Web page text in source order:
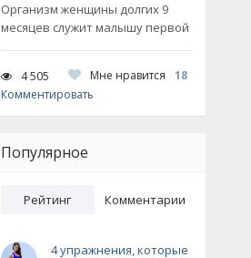
Организм женщины долгих 9
месяцев служит малышу первой
4 505 Мне нравится
18
Комментировать
Популярное
Рейтинг Комментарии
4 упражнения, которые